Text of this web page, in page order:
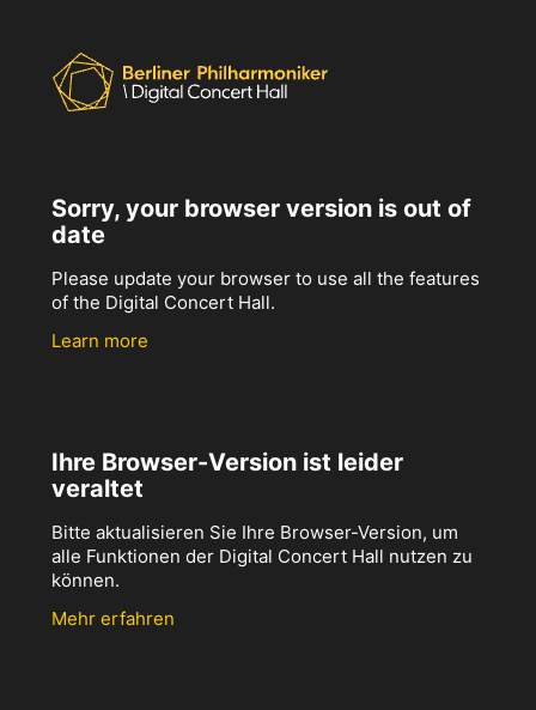
Sorry, your browser version is out of
date
Please update your browser to use all the features
of the Digital Concert Hall.
Learn more
Ihre Browser-Version ist leider
veraltet
Bitte aktualisieren Sie Ihre Browser-Version, um
alle Funktionen der Digital Concert Hall nutzen zu
können.
Mehr erfahren